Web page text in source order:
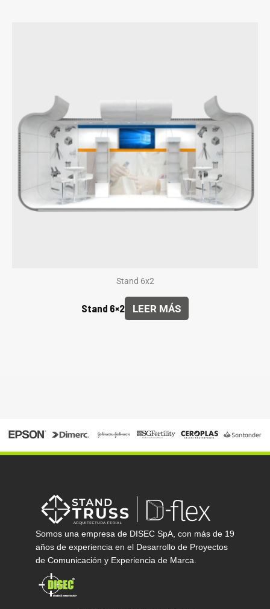
Stand 6x2
Stand 6×2 LEER MÁS
Somos una empresa de DISEC SpA, con más de 19
años de experiencia en el Desarrollo de Proyectos
de Comunicación y Experiencia de Marca.